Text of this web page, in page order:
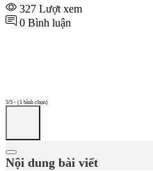
327 Lượt xem
0 Bình luận
5/5 - (1 bình chọn)
Nội dung bài viết